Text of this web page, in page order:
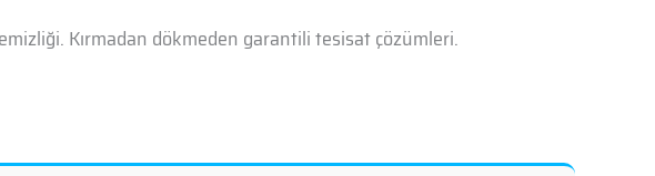
Kırmadan dökmeden garantili tesisat çözümleri.